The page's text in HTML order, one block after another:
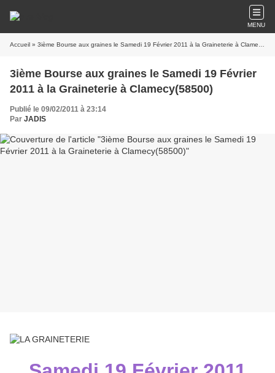
MENU
Accueil » 3ième Bourse aux graines le Samedi 19 Février 2011 à la Graineterie à Clamecy(58500)
3ième Bourse aux graines le Samedi 19 Février
2011 à la Graineterie à Clamecy(58500)
Publié le 09/02/2011 à 23:14
Par JADIS